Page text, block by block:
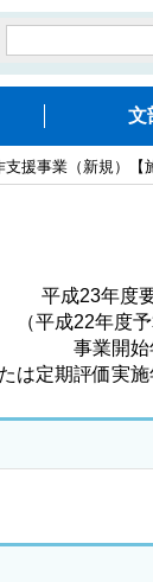
文
援事業（新規）【
平成23年度
（平成22年度
事業開
は定期評価実